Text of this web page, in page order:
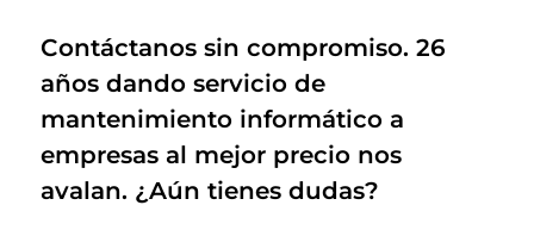
Contáctanos sin compromiso. 26
años dando servicio de
mantenimiento informático a
empresas al mejor precio nos
avalan. ¿Aún tienes dudas?